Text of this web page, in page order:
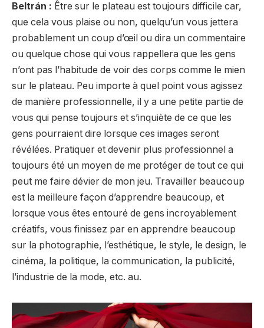
Beltrán : Être sur le plateau est toujours difficile car,
que cela vous plaise ou non, quelqu’un vous jettera
probablement un coup d’œil ou dira un commentaire
ou quelque chose qui vous rappellera que les gens
n’ont pas l’habitude de voir des corps comme le mien
sur le plateau. Peu importe à quel point vous agissez
de manière professionnelle, il y a une petite partie de
vous qui pense toujours et s’inquiète de ce que les
gens pourraient dire lorsque ces images seront
révélées. Pratiquer et devenir plus professionnel a
toujours été un moyen de me protéger de tout ce qui
peut me faire dévier de mon jeu. Travailler beaucoup
est la meilleure façon d’apprendre beaucoup, et
lorsque vous êtes entouré de gens incroyablement
créatifs, vous finissez par en apprendre beaucoup
sur la photographie, l’esthétique, le style, le design, le
cinéma, la politique, la communication, la publicité,
l’industrie de la mode, etc. au.